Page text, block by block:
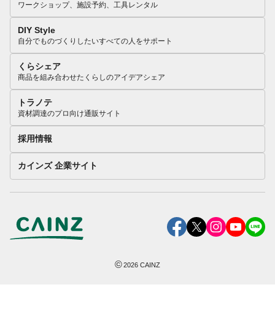
ワークショップ、施設予約、工具レンタル
DIY Style
自分でものづくりしたいすべての人をサポート
くらシェア
商品を組み合わせたくらしのアイデアシェア
トラノテ
資材調達のプロ向け通販サイト
採用情報
カインズ 企業サイト
©2026 CAINZ